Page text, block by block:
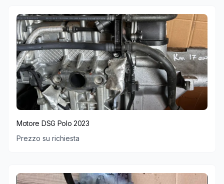
Motore DSG Polo 2023
Prezzo su richiesta